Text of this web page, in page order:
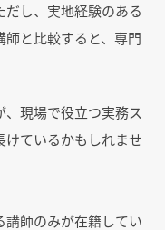
し、実地経験のある
と比較すると、専門
現場で役立つ実務ス
ているかもしれませ
師のみが在籍してい